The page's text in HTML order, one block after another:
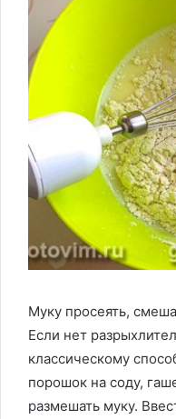
Муку просеять,
Если нет
классическому
порошок на соду,
размешать муку.